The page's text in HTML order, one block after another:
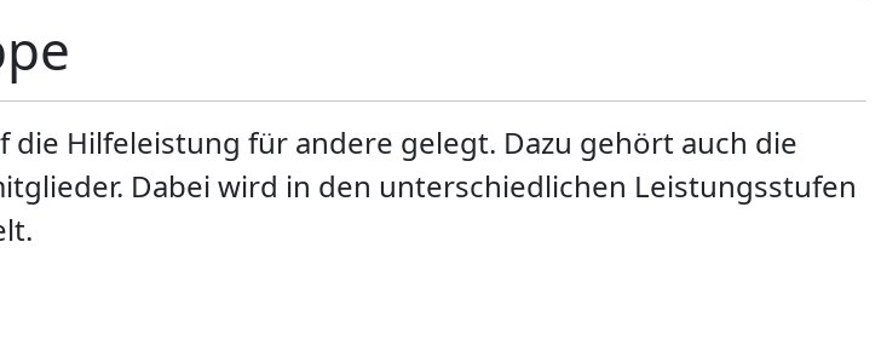
Hilfeleistung für andere gelegt. Dazu gehört auch die
Dabei wird in den unterschiedlichen Leistungsstufen